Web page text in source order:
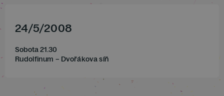
24/5/2008
Sobota 21.30
Rudolfinum – Dvořákova síň